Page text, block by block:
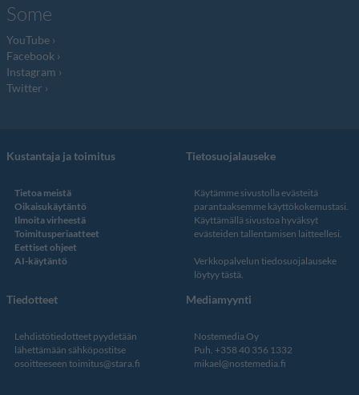
Some
YouTube
Facebook
Instagram
Twitter
Kustantaja ja toimitus
Tietoa meistä
Oikaisukäytäntö
Ilmoita virheestä
Toimitusperiaatteet
Eettiset ohjeet
AI-käytäntö
Tietosuojalauseke
Käytämme sivustolla evästeitä
parantaaksemme käyttökokemustasi.
Käyttämällä sivustoa hyväksyt
evästeiden tallentamisen laitteellesi.
Verkkopalvelun tiedosuojalauseke
löytyy tästä
Tiedotteet
Lehdistötiedotteet pyydetään
lähettämään sähköpostitse
osoitteeseen toimitus@stara.fi
Mediamyynti
Nostemedia Oy
Puh. +358 40 356 1332
mikael@nostemedia.fi